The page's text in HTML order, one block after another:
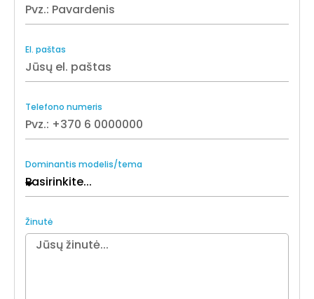
El. paštas
Telefono numeris
Dominantis modelis/tema
Žinutė